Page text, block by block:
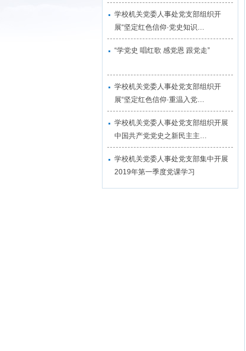
学校机关党委人事处党支部组织开
展“坚定红色信仰·党史知识…
“学党史 唱红歌 感党恩 跟党走”
学校机关党委人事处党支部组织开
展“坚定红色信仰·重温入党…
学校机关党委人事处党支部组织开展
中国共产党党史之新民主主…
学校机关党委人事处党支部集中开展
2019年第一季度党课学习